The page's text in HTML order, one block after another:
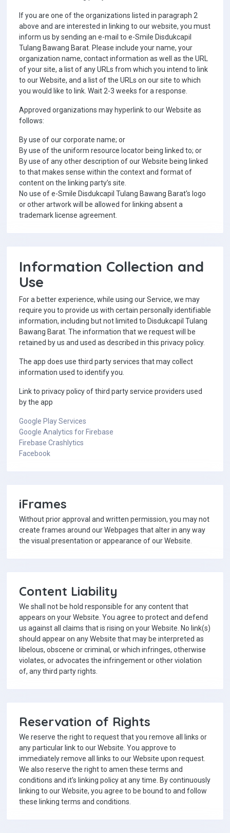
If you are one of the organizations listed in paragraph 2
above and are interested in linking to our website, you must
inform us by sending an e-mail to e-Smile Disdukcapil
Tulang Bawang Barat. Please include your name, your
organization name, contact information as well as the URL
of your site, a list of any URLs from which you intend to link
to our Website, and a list of the URLs on our site to which
you would like to link. Wait 2-3 weeks for a response.
Approved organizations may hyperlink to our Website as
follows:
By use of our corporate name; or
By use of the uniform resource locator being linked to; or
By use of any other description of our Website being linked
to that makes sense within the context and format of
content on the linking party’s site.
No use of e-Smile Disdukcapil Tulang Bawang Barat's logo
or other artwork will be allowed for linking absent a
trademark license agreement.
Information Collection and
Use
For a better experience, while using our Service, we may
require you to provide us with certain personally identifiable
information, including but not limited to Disdukcapil Tulang
Bawang Barat. The information that we request will be
retained by us and used as described in this privacy policy.
The app does use third party services that may collect
information used to identify you.
Link to privacy policy of third party service providers used
by the app
Google Play Services
Google Analytics for Firebase
Firebase Crashlytics
Facebook
iFrames
Without prior approval and written permission, you may not
create frames around our Webpages that alter in any way
the visual presentation or appearance of our Website.
Content Liability
We shall not be hold responsible for any content that
appears on your Website. You agree to protect and defend
us against all claims that is rising on your Website. No link(s)
should appear on any Website that may be interpreted as
libelous, obscene or criminal, or which infringes, otherwise
violates, or advocates the infringement or other violation
of, any third party rights.
Reservation of Rights
We reserve the right to request that you remove all links or
any particular link to our Website. You approve to
immediately remove all links to our Website upon request.
We also reserve the right to amen these terms and
conditions and it’s linking policy at any time. By continuously
linking to our Website, you agree to be bound to and follow
these linking terms and conditions.